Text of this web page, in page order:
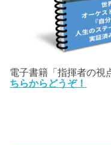
電子書籍「指揮者の視
ちらからどうぞ！